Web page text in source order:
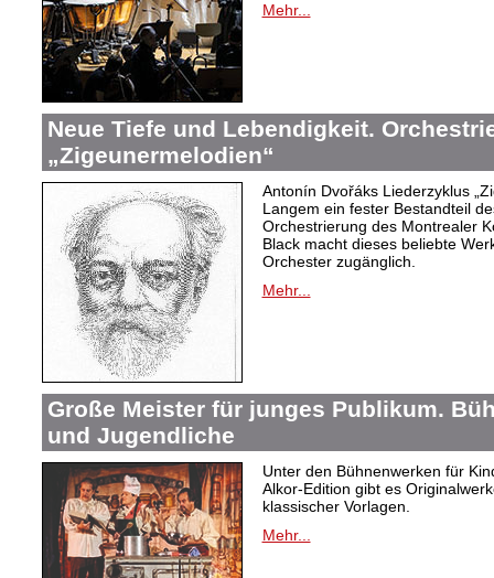
Mehr...
Neue Tiefe und Lebendigkeit.
„Zigeunermelodien“
Antonín Dvořáks Liederzyklus
Langem ein fester Bestandteil
Orchestrierung des Montrealer
Black macht dieses beliebte
Orchester zugänglich.
Mehr...
Große Meister für junges Publikum.
und Jugendliche
Unter den Bühnenwerken für
Alkor-Edition gibt es
klassischer Vorlagen.
Mehr...